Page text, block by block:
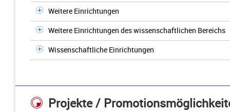
Weitere Einrichtungen
Weitere Einrichtungen des wissenschaftlichen Bereichs
Wissenschaftliche Einrichtungen
Projekte /